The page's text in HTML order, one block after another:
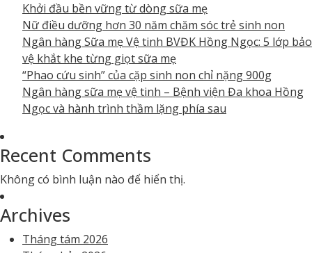
Khởi đầu bền vững từ dòng sữa mẹ
Nữ điều dưỡng hơn 30 năm chăm sóc trẻ sinh non
Ngân hàng Sữa mẹ Vệ tinh BVĐK Hồng Ngọc: 5 lớp bảo
vệ khắt khe từng giọt sữa mẹ
“Phao cứu sinh” của cặp sinh non chỉ nặng 900g
Ngân hàng sữa mẹ vệ tinh – Bệnh viện Đa khoa Hồng
Ngọc và hành trình thầm lặng phía sau
Recent Comments
Không có bình luận nào để hiển thị.
Archives
Tháng tám 2026